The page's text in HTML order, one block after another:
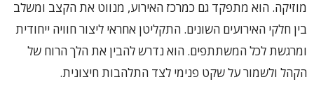
מוזיקה. הוא מתפקד גם כמרכז האירוע, מנווט את הקצב ומשלב
בין חלקי האירועים השונים. התקליטן אחראי ליצור חוויה ייחודית
ומרגשת לכל המשתתפים. הוא נדרש להבין את הלך הרוח של
הקהל ולשמור על שקט פנימי לצד התלהבות חיצונית.